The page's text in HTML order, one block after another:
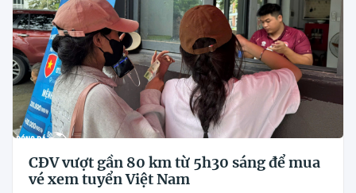
CĐV vượt gần 80 km từ 5h30 sáng để mua
vé xem tuyển Việt Nam